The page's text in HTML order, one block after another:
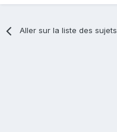
Aller sur la liste des sujets